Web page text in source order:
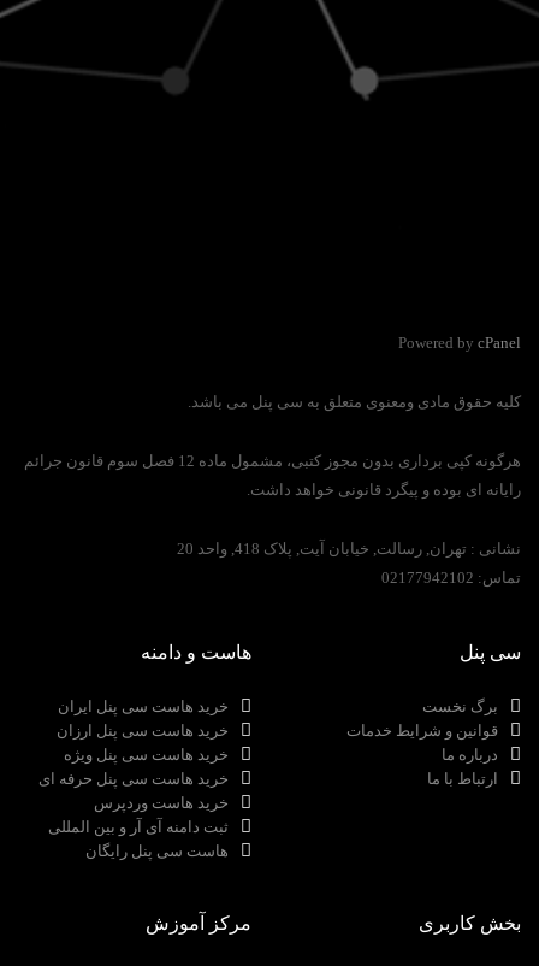
Powered by cPanel
کلیه حقوق مادی ومعنوی متعلق به سی پنل می باشد.
هرگونه کپی برداری بدون مجوز کتبی، مشمول ماده 12 فصل سوم قانون جرائم
رایانه ای بوده و پیگرد قانونی خواهد داشت.
نشانی : تهران, رسالت, خیابان آیت, پلاک 418, واحد 20
تماس:
سی پنل
برگ نخست
قوانین و شرایط خدمات
درباره ما
ارتباط با ما
هاست و دامنه
خرید هاست سی پنل ایران
خرید هاست سی پنل ارزان
خرید هاست سی پنل ویژه
خرید هاست سی پنل حرفه ای
خرید هاست وردپرس
ثبت دامنه آی آر و بین المللی
هاست سی پنل رایگان
بخش کاربری مرکز آموزش